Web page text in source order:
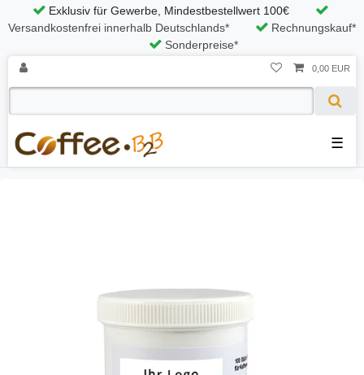
Exklusiv für Gewerbe, Mindestbestellwert 100€
Versandkostenfrei innerhalb Deutschlands*
Rechnungskauf*
Sonderpreise*
☰
0,00 EUR